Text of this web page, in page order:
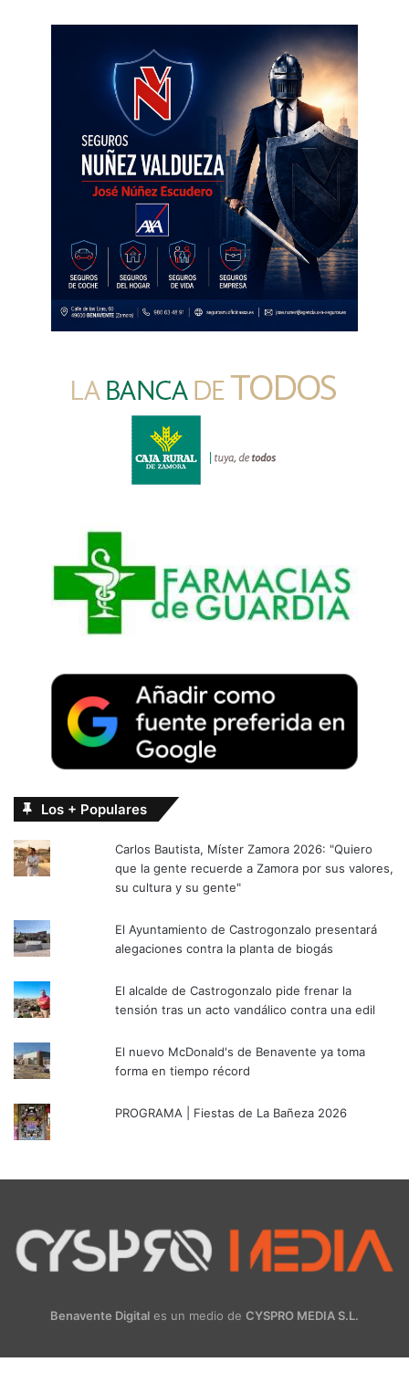
Los + Populares
Carlos Bautista, Míster Zamora 2026: "Quiero
que la gente recuerde a Zamora por sus valores,
su cultura y su gente"
El Ayuntamiento de Castrogonzalo presentará
alegaciones contra la planta de biogás
El alcalde de Castrogonzalo pide frenar la
tensión tras un acto vandálico contra una edil
El nuevo McDonald's de Benavente ya toma
forma en tiempo récord
PROGRAMA | Fiestas de La Bañeza 2026
Benavente Digital es un medio de CYSPRO MEDIA S.L.